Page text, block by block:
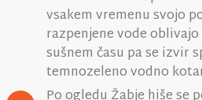
vsakem vremenu svojo
razpenjene vode
sušnem času pa se izvir
temnozeleno vodno